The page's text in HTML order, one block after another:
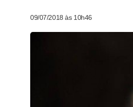
09/07/2018 às 10h46